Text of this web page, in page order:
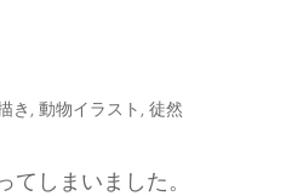
き , 動物イラスト , 徒然
てしまいました。